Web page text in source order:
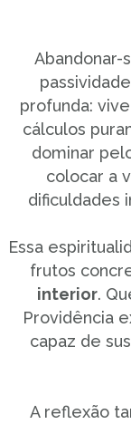
Abandonar-
profunda:
cálculos
dominar
colocar a
dificuldades
Essa
frutos
interior.
Providência
capaz de
A reflexão